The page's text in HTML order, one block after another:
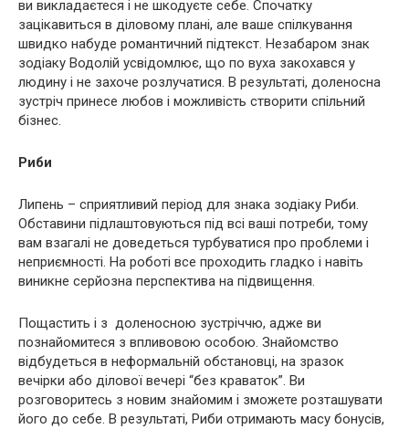
ви викладаєтеся і не шкодуєте себе. Спочатку
зацікавиться в діловому плані, але ваше спілкування
швидко набуде романтичний підтекст. Незабаром знак
зодіаку Водолій усвідомлює, що по вуха закохався у
людину і не захоче розлучатися. B результаті, доленосна
зустріч принесе любов і можливість створити спільний
бізнес.
Риби
Липень – сприятливий період для знака зодіаку Риби.
Обставини підлаштовуються під всі ваші потреби, тому
вам взагалі не доведеться турбуватися про проблеми і
неприємності. На роботі все проходить гладко і навіть
виникне серйозна перспектива на підвищення.
Пощастить і з доленосною зустріччю, адже ви
познайомитеся з впливовою особою. Знайомство
відбудеться в неформальній обстановці, на зразок
вечірки або ділової вечері “без краваток”. Ви
розговоритесь з новим знайомим і зможете розташувати
його до себе. B результаті, Риби отримають масу бонусів,